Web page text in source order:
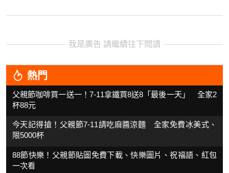
我是廣告 請繼續往下閱讀
熱門
父親節咖啡買一送一！7-11拿鐵買8送8「最後一天」 全家2
杯88元
今天記得搶！父親節7-11請吃麻醬涼麵 全家免費冰美式、
限5000杯
88節快樂！父親節貼圖免費下載、快樂圖片、祝福語、紅包
一次看